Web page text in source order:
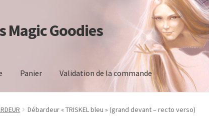
Magic Goodies
Panier Validation de la commande
Validation de la commande
Débardeur « TRISKEL bleu » (grand devant – recto verso)